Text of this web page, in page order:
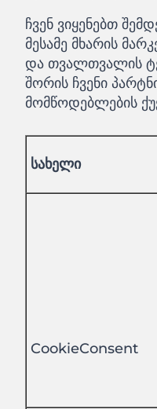
ჩვენ ვიყენებთ
მესამე მხარის
და თვალთვალის
შორის ჩვენი
მომწოდებლების
სახელი
CookieConsent